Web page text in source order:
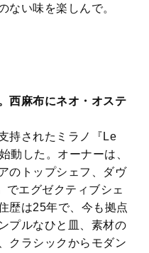
ない味を楽しんで。
西麻布にネオ・オステ
持されたミラノ『Le
動した。オーナーは、
のトップシェフ、ダヴ
でエグゼクティブシェ
歴は25年で、今も拠点
プルなひと皿、素材の
クラシックからモダン